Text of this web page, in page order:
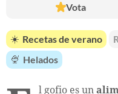
Vota
☀️ Recetas de verano
🍨 Helados
l gofio es un